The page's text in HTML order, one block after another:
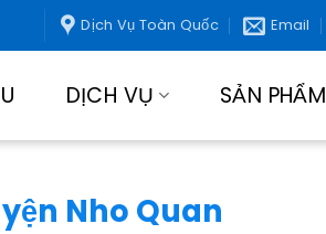
Dịch Vụ Toàn Quốc Email
DỊCH VỤ SẢN PHẨM
Nho Quan